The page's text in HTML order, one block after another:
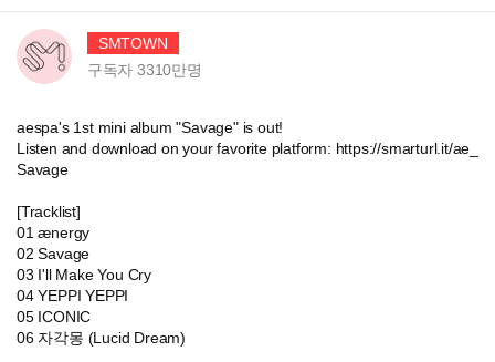
SMTOWN
구독자3310만명
aespa's 1st mini album "Savage" is out!
Listen and download on your favorite platform: https://smarturl.it/ae_
Savage
[Tracklist]
01 ænergy
02 Savage
03 I'll Make You Cry
04 YEPPI YEPPI
05 ICONIC
06 자각몽 (Lucid Dream)